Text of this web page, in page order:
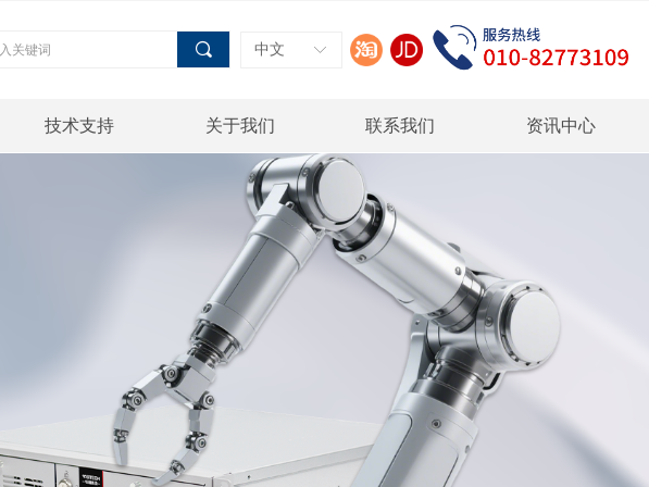
技术支持 关于我们 联系我们 资讯中心
ꀅ
中文
끠